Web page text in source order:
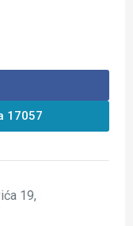
17057
19,